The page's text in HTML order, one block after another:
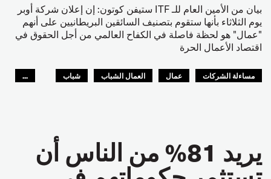
بيان من الأمين العام للـ ITF ستيفن كوتون: إن إعلان شركة أوبر
يوم الثلاثاء بأنها ستقوم بتصنيف السائقين البريطانيين على أنهم
"عمال" هو لحظة فاصلة في الكفاح العالمي من أجل الحقوق في
اقتصاد الأعمال الحرة
مساءلة الشركات عمال العمال الشباب
شباب
...
يريد 81% من الناس أن